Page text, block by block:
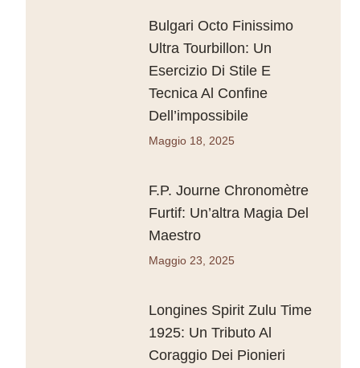
Bulgari Octo Finissimo
Ultra Tourbillon: Un
Esercizio Di Stile E
Tecnica Al Confine
Dell’impossibile
Maggio 18, 2025
F.P. Journe Chronomètre
Furtif: Un’altra Magia Del
Maestro
Maggio 23, 2025
Longines Spirit Zulu Time
1925: Un Tributo Al
Coraggio Dei Pionieri